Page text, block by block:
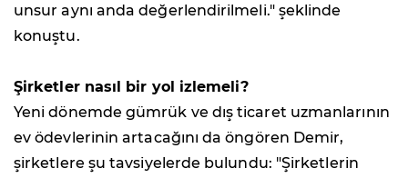
unsur aynı anda değerlendirilmeli." şeklinde
konuştu.
Şirketler nasıl bir yol izlemeli?
Yeni dönemde gümrük ve dış ticaret uzmanlarının
ev ödevlerinin artacağını da öngören Demir,
şirketlere şu tavsiyelerde bulundu: "Şirketlerin